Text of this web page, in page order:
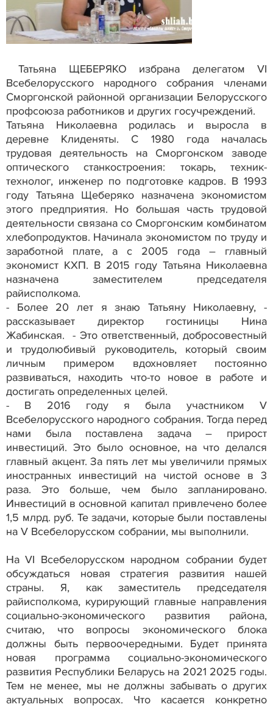
Татьяна ЩЕБЕРЯКО избрана делегатом VI
Всебелорусского народного собрания членами
Сморгонской районной организации Белорусского
профсоюза работников и других госучреждений.
Татьяна Николаевна родилась и выросла в
деревне Клиденяты. С 1980 года началась
трудовая деятельность на Сморгонском заводе
оптического станкостроения: токарь, техник-
технолог, инженер по подготовке кадров. В 1993
году Татьяна Щеберяко назначена экономистом
этого предприятия. Но большая часть трудовой
деятельности связана со Сморгонским комбинатом
хлебопродуктов. Начинала экономистом по труду и
заработной плате, а с 2005 года – главный
экономист КХП. В 2015 году Татьяна Николаевна
назначена заместителем председателя
райисполкома.
- Более 20 лет я знаю Татьяну Николаевну, -
рассказывает директор гостиницы Нина
Жабинская. - Это ответственный, добросовестный
и трудолюбивый руководитель, который своим
личным примером вдохновляет постоянно
развиваться, находить что-то новое в работе и
достигать определенных целей.
- В 2016 году я была участником V
Всебелорусского народного собрания. Тогда перед
нами была поставлена задача – прирост
инвестиций. Это было основное, на что делался
главный акцент. За пять лет мы увеличили прямых
иностранных инвестиций на чистой основе в 3
раза. Это больше, чем было запланировано.
Инвестиций в основной капитал привлечено более
1,5 млрд. руб. Те задачи, которые были поставлены
на V Всебелорусском собрании, мы выполнили.
На VI Всебелорусском народном собрании будет
обсуждаться новая стратегия развития нашей
страны. Я, как заместитель председателя
райисполкома, курирующий главные направления
социально-экономического развития района,
считаю, что вопросы экономического блока
должны быть первоочередными. Будет принята
новая программа социально-экономического
развития Республики Беларусь на 2021 2025 годы.
Тем не менее, мы не должны забывать о других
актуальных вопросах. Что касается конкретно